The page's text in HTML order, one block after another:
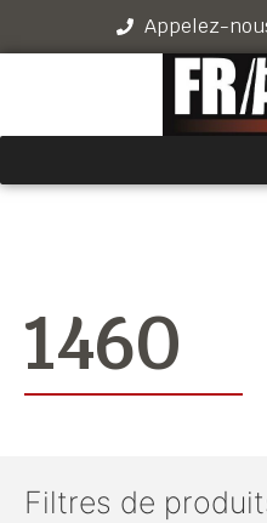
Appelez-
1460
Filtres de